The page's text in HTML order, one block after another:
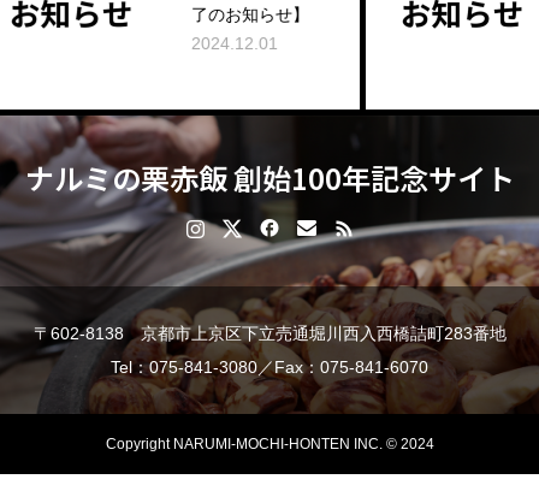
了のお知らせ】
2024.12.01
らせ
ナルミの栗赤飯 創始100年記念サイト
〒602-8138 京都市上京区下立売通堀川西入西橋詰町283番地
Tel：075-841-3080／Fax：075-841-6070
Copyright NARUMI-MOCHI-HONTEN INC. © 2024